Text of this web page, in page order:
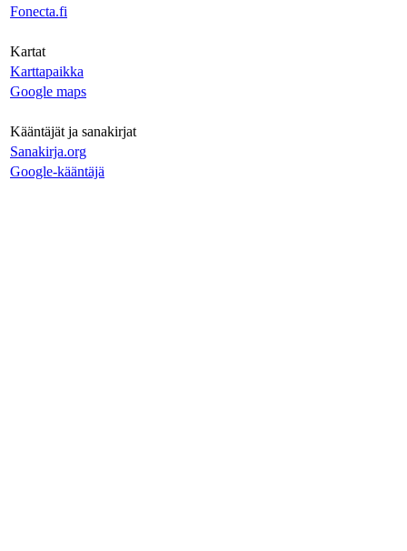
Fonecta.fi
Kartat
Karttapaikka
Google maps
Kääntäjät ja sanakirjat
Sanakirja.org
Google-kääntäjä